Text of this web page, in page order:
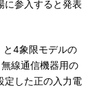
に参入すると発表
と4象限モデルの
無線通信機器用の
定した正の入力電